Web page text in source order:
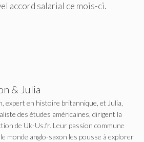
accord salarial ce mois-ci.
& Julia
expert en histoire britannique, et Julia,
des études américaines, dirigent la
de Uk-Us.fr. Leur passion commune
monde anglo-saxon les pousse à explorer